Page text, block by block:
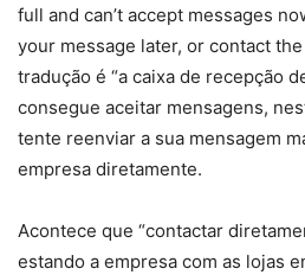
full and can’t accept messages
your message later, or contact
tradução é “a caixa de recepção
consegue aceitar mensagens,
tente reenviar a sua mensagem
empresa diretamente.
Acontece que “contactar
estando a empresa com as lojas